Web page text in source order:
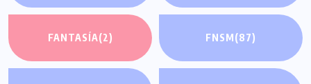
FANTASÍA(2) FNSM(87)